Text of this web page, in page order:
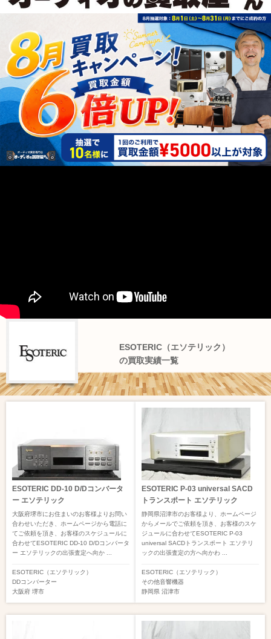
ESOTERIC（エソテリック）
の買取実績一覧
ESOTERIC DD-10 D/Dコンバータ
ー エソテリック
大阪府堺市にお住まいのお客様よりお問い
合わせいただき、ホームページから電話に
てご依頼を頂き、お客様のスケジュールに
合わせてESOTERIC DD-10 D/Dコンバータ
ー エソテリックの出張査定へ向か ...
ESOTERIC（エソテリック）
DDコンバーター
大阪府 堺市
ESOTERIC P-03 universal SACD
トランスポート エソテリック
静岡県沼津市のお客様より、ホームページ
からメールでご依頼を頂き、お客様のスケ
ジュールに合わせてESOTERIC P-03
universal SACDトランスポート エソテリ
ックの出張査定の方へ向かわ ...
ESOTERIC（エソテリック）
その他音響機器
静岡県 沼津市